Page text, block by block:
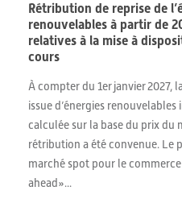
Rétribution de reprise de
renouvelables à partir de
relatives à la mise à
cours
À compter du 1er janvier 2027,
issue d’énergies renouvelables
calculée sur la base du prix du
rétribution a été convenue. Le
marché spot pour le
ahead»...